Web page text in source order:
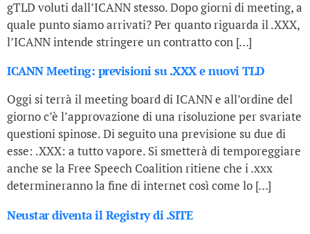
gTLD voluti dall’ICANN stesso. Dopo giorni di meeting, a
quale punto siamo arrivati? Per quanto riguarda il .XXX,
l’ICANN intende stringere un contratto con […]
ICANN Meeting: previsioni su .XXX e nuovi TLD
Oggi si terrà il meeting board di ICANN e all’ordine del
giorno c’è l’approvazione di una risoluzione per svariate
questioni spinose. Di seguito una previsione su due di
esse: .XXX: a tutto vapore. Si smetterà di temporeggiare
anche se la Free Speech Coalition ritiene che i .xxx
determineranno la fine di internet così come lo […]
Neustar diventa il Registry di .SITE